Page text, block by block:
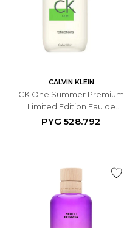
CALVIN KLEIN
CK One Summer Premium
Limited Edition Eau de
Toilette
PYG 528.792